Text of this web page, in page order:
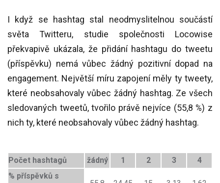
I když se hashtag stal neodmyslitelnou součástí
světa Twitteru, studie společnosti Locowise
překvapivě ukázala, že přidání hashtagu do tweetu
(příspěvku) nemá vůbec žádný pozitivní dopad na
engagement. Největší míru zapojení měly ty tweety,
které neobsahovaly vůbec žádný hashtag. Ze všech
sledovaných tweetů, tvořilo právě nejvíce (55,8 %) z
nich ty, které neobsahovaly vůbec žádný hashtag.
Počet hashtagů žádný 1 2 3
4
% příspěvků s